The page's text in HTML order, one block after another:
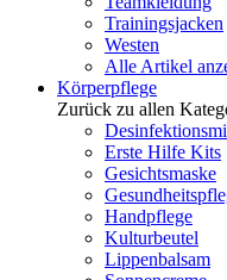
Trainingsjacken
Westen
Alle Artikel
Körperpflege
Zurück zu allen
Erste Hilfe Kits
Gesichtsmaske
Handpflege
Kulturbeutel
Lippenbalsam